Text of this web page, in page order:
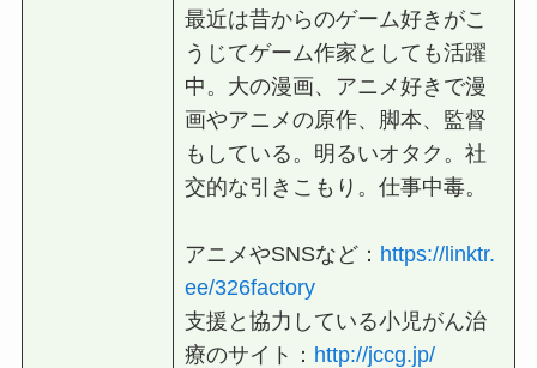
最近は昔からのゲーム好きがこ
うじてゲーム作家としても活躍
中。⼤の漫画、アニメ好きで漫
画やアニメの原作、脚本、監督
もしている。明るいオタク。社
交的な引きこもり。仕事中毒。
アニメやSNSなど： https://linktr.
ee/326factory
⽀援と協⼒している⼩児がん治
療のサイト： http://jccg.jp/